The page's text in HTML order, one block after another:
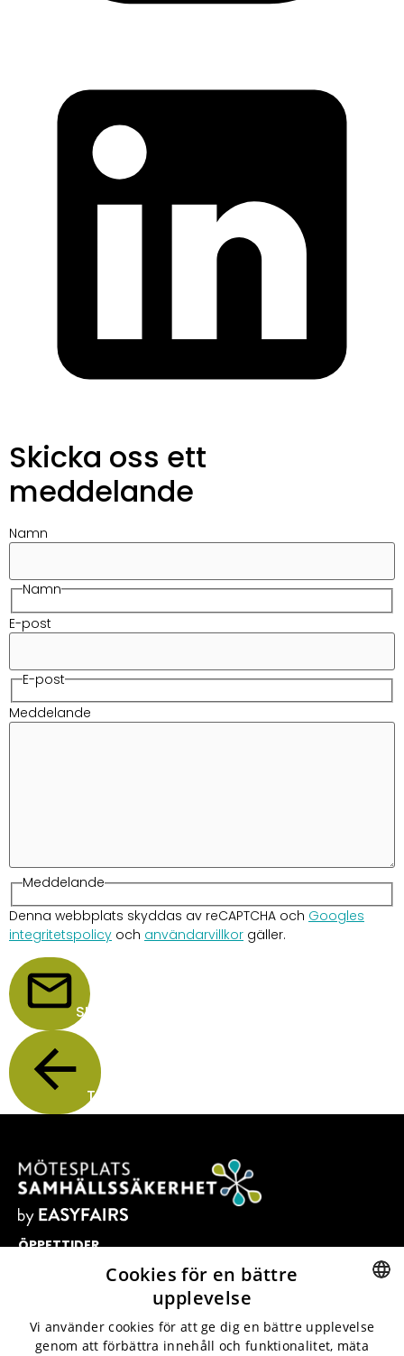
Skicka oss ett
meddelande
Namn
Namn
E-post
E-post
Meddelande
Meddelande
Denna webbplats skyddas av reCAPTCHA och Googles
integritetspolicy och användarvillkor gäller.
SKICKA
TILLBAKA
ÖPPETTIDER
PRIVACY POLICY
COOKIES
ENGLISH
Cookies för en bättre
upplevelse
Vi använder cookies för att ge dig en bättre upplevelse
genom att förbättra innehåll och funktionalitet, mäta